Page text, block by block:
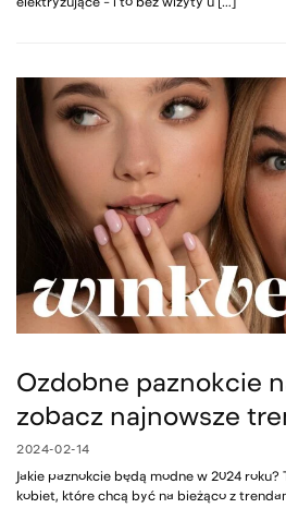
Ozdobne paznokcie
zobacz najnowsze
2024-02-14
Jakie paznokcie będą modne w 2024
kobiet, które chcą być na bieżąco z